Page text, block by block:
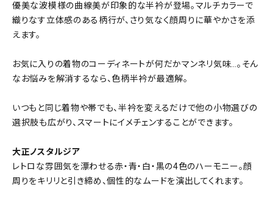
優美な波模様の曲線美が印象的な半衿が登場。マルチカラーで
織りなす立体感のある柄行が、さり気なく顔周りに華やかさを添
えます。
お気に入りの着物のコーディネートが何だかマンネリ気味…。そん
なお悩みを解消するなら、色柄半衿が最適解。
いつもと同じ着物や帯でも、半衿を変えるだけで他の小物選びの
選択肢も広がり、スマートにイメチェンすることができます。
大正ノスタルジア
レトロな雰囲気を漂わせる赤・青・白・黒の4色のハーモニー。顔
周りをキリリと引き締め、個性的なムードを演出してくれます。